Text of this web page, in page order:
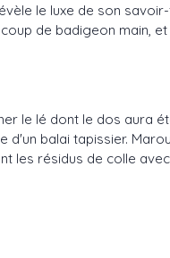
le luxe de son
de badigeon main,
le lé dont le dos aura
balai tapissier.
les résidus de colle